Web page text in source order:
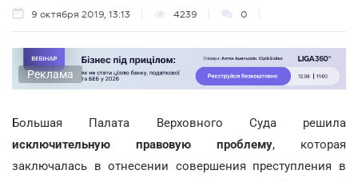
9 октября 2019, 13:13 4239 0
Реклама
Большая Палата Верховного Суда решила
исключительную правовую проблему, которая
заключалась в отнесении совершения преступления в